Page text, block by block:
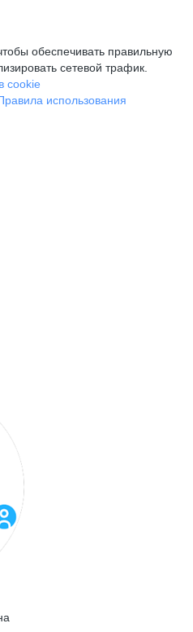
обеспечивать правильную
сетевой трафик.
cookie
использования